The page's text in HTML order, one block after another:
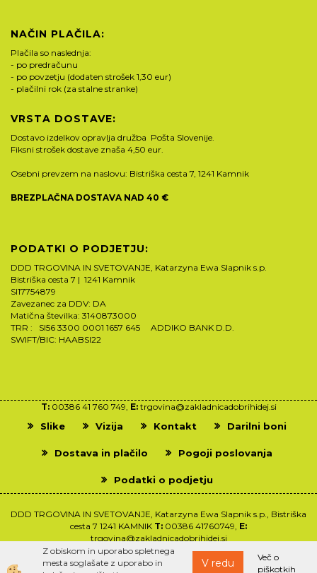
NAČIN PLAČILA:
Plačila so naslednja:
- po predračunu
- po povzetju (dodaten strošek 1,30 eur)
- plačilni rok (za stalne stranke)
VRSTA DOSTAVE:
Dostavo izdelkov opravlja družba Pošta Slovenije.
Fiksni strošek dostave znaša 4,50 eur.
Osebni prevzem na naslovu: Bistriška cesta 7, 1241 Kamnik
BREZPLAČNA DOSTAVA NAD 40 €
PODATKI O PODJETJU:
DDD TRGOVINA IN SVETOVANJE, Katarzyna Ewa Slapnik s.p.
Bistriška cesta 7 | 1241 Kamnik
SI17754879
Zavezanec za DDV: DA
Matična številka: 3140873000
TRR : SI56 3300 0001 1657 645 ADDIKO BANK D.D.
SWIFT/BIC: HAABSI22
T:00386 41 760 749, E: trgovina@zakladnicadobrihidej.si
Slike Vizija Kontakt Darilni boni
Dostava in plačilo Pogoji poslovanja
Podatki o podjetju
DDD TRGOVINA IN SVETOVANJE, Katarzyna Ewa Slapnik s.p., Bistriška
cesta 7 1241 KAMNIK T: 00386 41760749, E:
trgovina@zakladnicadobrihidej.si
Z obiskom in uporabo spletnega
mesta soglašate z uporabo in
V redu
Več o
piškotkih